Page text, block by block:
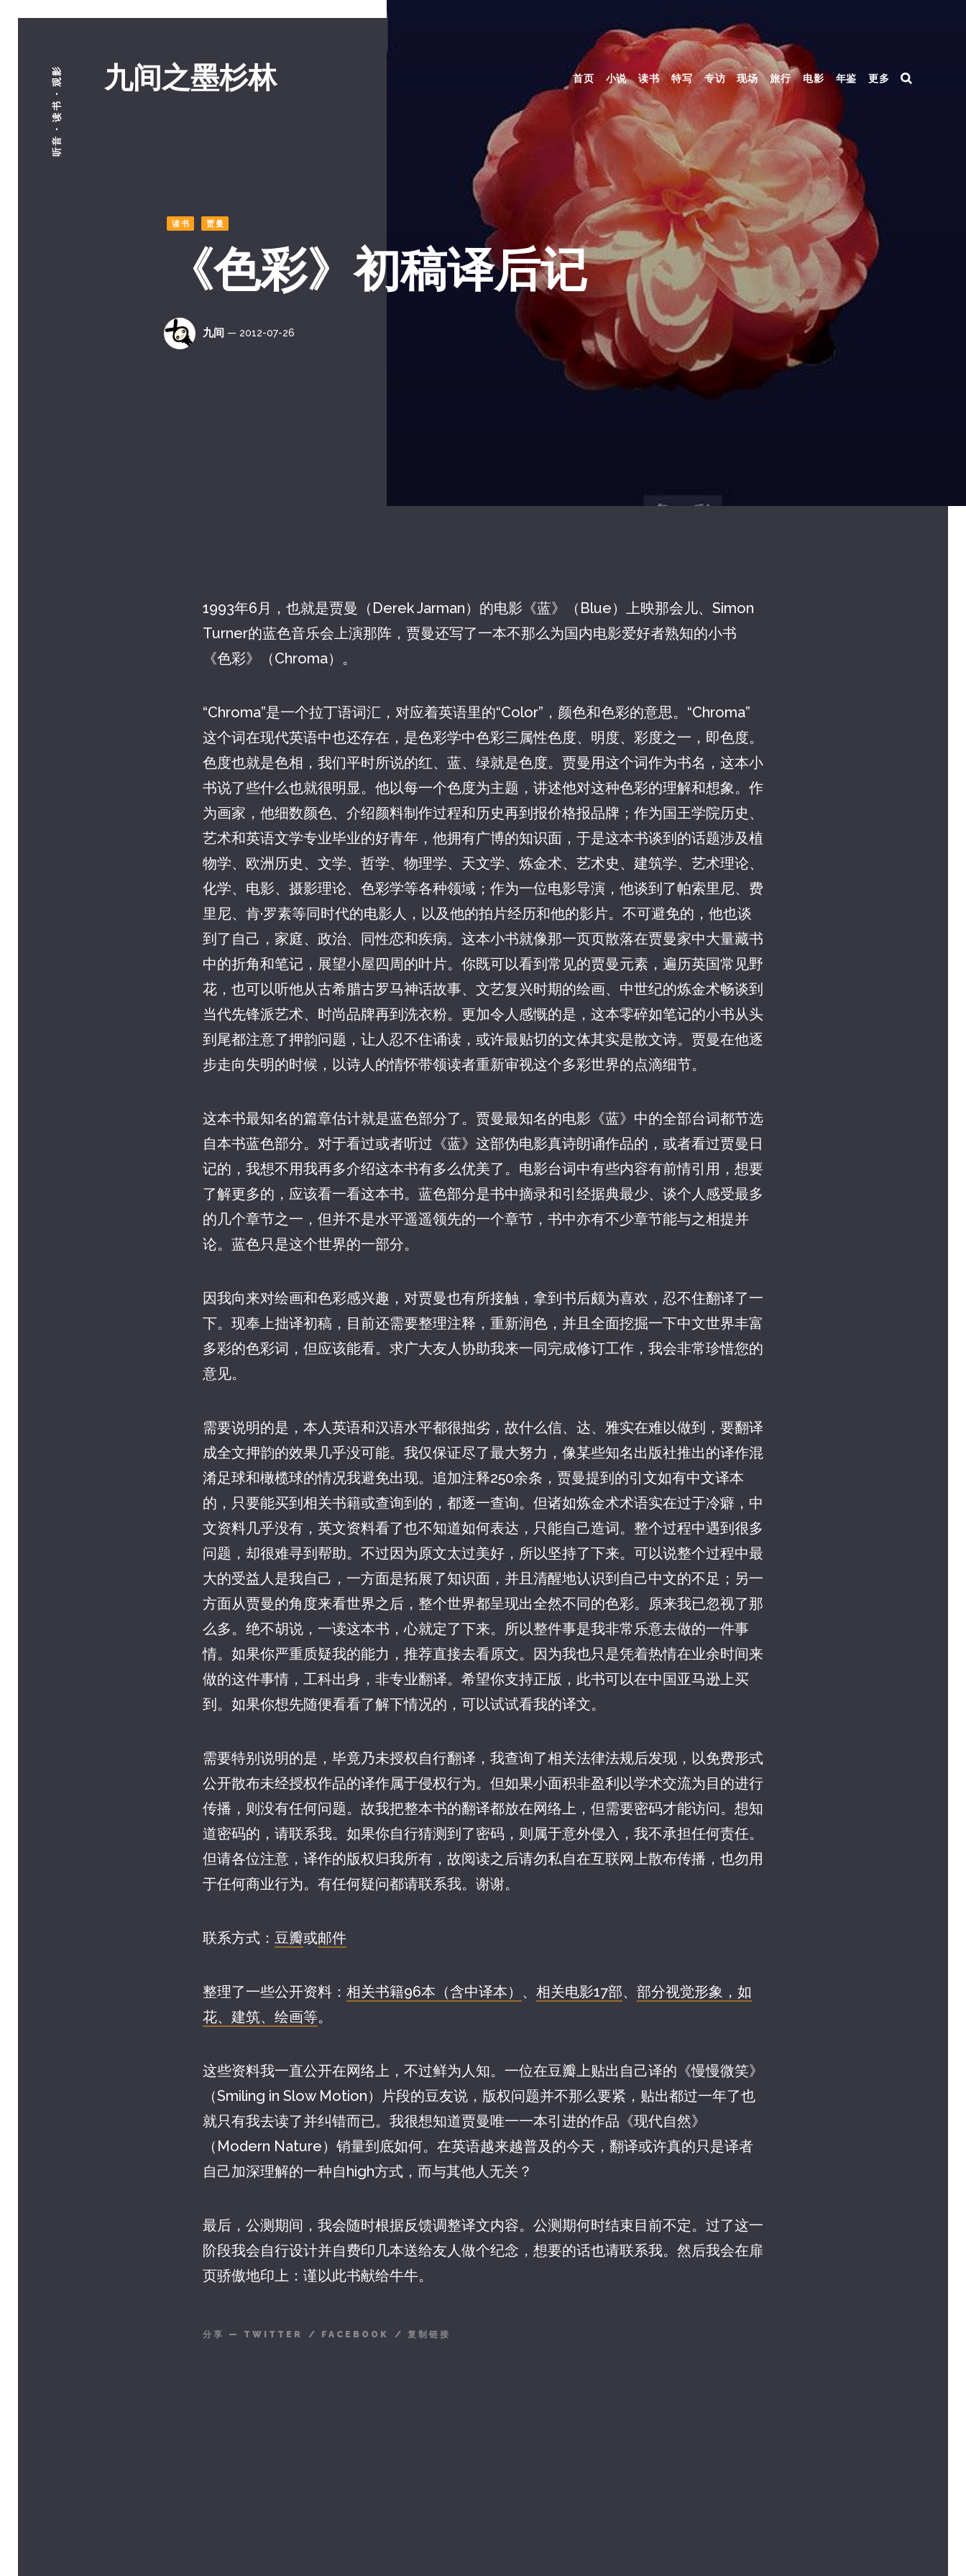
听音 · 读书 · 观影 九间之墨杉林 首页 小说 读书 特写 专访 现场 旅行 电影 年鉴 更多
读书 贾曼
《色彩》初稿译后记
九间 — 2012-07-26
1993年6月，也就是贾曼（Derek Jarman）的电影《蓝》（Blue）上映那会儿、Simon
Turner的蓝色音乐会上演那阵，贾曼还写了一本不那么为国内电影爱好者熟知的小书
《色彩》（Chroma）。
“Chroma”是一个拉丁语词汇，对应着英语里的“Color”，颜色和色彩的意思。“Chroma”
这个词在现代英语中也还存在，是色彩学中色彩三属性色度、明度、彩度之一，即色度。
色度也就是色相，我们平时所说的红、蓝、绿就是色度。贾曼用这个词作为书名，这本小
书说了些什么也就很明显。他以每一个色度为主题，讲述他对这种色彩的理解和想象。作
为画家，他细数颜色、介绍颜料制作过程和历史再到报价格报品牌；作为国王学院历史、
艺术和英语文学专业毕业的好青年，他拥有广博的知识面，于是这本书谈到的话题涉及植
物学、欧洲历史、文学、哲学、物理学、天文学、炼金术、艺术史、建筑学、艺术理论、
化学、电影、摄影理论、色彩学等各种领域；作为一位电影导演，他谈到了帕索里尼、费
里尼、肯·罗素等同时代的电影人，以及他的拍片经历和他的影片。不可避免的，他也谈
到了自己，家庭、政治、同性恋和疾病。这本小书就像那一页页散落在贾曼家中大量藏书
中的折角和笔记，展望小屋四周的叶片。你既可以看到常见的贾曼元素，遍历英国常见野
花，也可以听他从古希腊古罗马神话故事、文艺复兴时期的绘画、中世纪的炼金术畅谈到
当代先锋派艺术、时尚品牌再到洗衣粉。更加令人感慨的是，这本零碎如笔记的小书从头
到尾都注意了押韵问题，让人忍不住诵读，或许最贴切的文体其实是散文诗。贾曼在他逐
步走向失明的时候，以诗人的情怀带领读者重新审视这个多彩世界的点滴细节。
这本书最知名的篇章估计就是蓝色部分了。贾曼最知名的电影《蓝》中的全部台词都节选
自本书蓝色部分。对于看过或者听过《蓝》这部伪电影真诗朗诵作品的，或者看过贾曼日
记的，我想不用我再多介绍这本书有多么优美了。电影台词中有些内容有前情引用，想要
了解更多的，应该看一看这本书。蓝色部分是书中摘录和引经据典最少、谈个人感受最多
的几个章节之一，但并不是水平遥遥领先的一个章节，书中亦有不少章节能与之相提并
论。蓝色只是这个世界的一部分。
因我向来对绘画和色彩感兴趣，对贾曼也有所接触，拿到书后颇为喜欢，忍不住翻译了一
下。现奉上拙译初稿，目前还需要整理注释，重新润色，并且全面挖掘一下中文世界丰富
多彩的色彩词，但应该能看。求广大友人协助我来一同完成修订工作，我会非常珍惜您的
意见。
需要说明的是，本人英语和汉语水平都很拙劣，故什么信、达、雅实在难以做到，要翻译
成全文押韵的效果几乎没可能。我仅保证尽了最大努力，像某些知名出版社推出的译作混
淆足球和橄榄球的情况我避免出现。追加注释250余条，贾曼提到的引文如有中文译本
的，只要能买到相关书籍或查询到的，都逐一查询。但诸如炼金术术语实在过于冷癖，中
文资料几乎没有，英文资料看了也不知道如何表达，只能自己造词。整个过程中遇到很多
问题，却很难寻到帮助。不过因为原文太过美好，所以坚持了下来。可以说整个过程中最
大的受益人是我自己，一方面是拓展了知识面，并且清醒地认识到自己中文的不足；另一
方面从贾曼的角度来看世界之后，整个世界都呈现出全然不同的色彩。原来我已忽视了那
么多。绝不胡说，一读这本书，心就定了下来。所以整件事是我非常乐意去做的一件事
情。如果你严重质疑我的能力，推荐直接去看原文。因为我也只是凭着热情在业余时间来
做的这件事情，工科出身，非专业翻译。希望你支持正版，此书可以在中国亚马逊上买
到。如果你想先随便看看了解下情况的，可以试试看我的译文。
需要特别说明的是，毕竟乃未授权自行翻译，我查询了相关法律法规后发现，以免费形式
公开散布未经授权作品的译作属于侵权行为。但如果小面积非盈利以学术交流为目的进行
传播，则没有任何问题。故我把整本书的翻译都放在网络上，但需要密码才能访问。想知
道密码的，请联系我。如果你自行猜测到了密码，则属于意外侵入，我不承担任何责任。
但请各位注意，译作的版权归我所有，故阅读之后请勿私自在互联网上散布传播，也勿用
于任何商业行为。有任何疑问都请联系我。谢谢。
联系方式： 豆瓣或邮件
整理了一些公开资料： 相关书籍96本（含中译本） 、 相关电影17部、 部分视觉形象，如
花、建筑、绘画等。
这些资料我一直公开在网络上，不过鲜为人知。一位在豆瓣上贴出自己译的《慢慢微笑》
（Smiling in Slow Motion）片段的豆友说，版权问题并不那么要紧，贴出都过一年了也
就只有我去读了并纠错而已。我很想知道贾曼唯一一本引进的作品《现代自然》
（Modern Nature）销量到底如何。在英语越来越普及的今天，翻译或许真的只是译者
自己加深理解的一种自high方式，而与其他人无关？
最后，公测期间，我会随时根据反馈调整译文内容。公测期何时结束目前不定。过了这一
阶段我会自行设计并自费印几本送给友人做个纪念，想要的话也请联系我。然后我会在扉
页骄傲地印上：谨以此书献给牛牛。
分享 — TWITTER / FACEBOOK / 复制链接